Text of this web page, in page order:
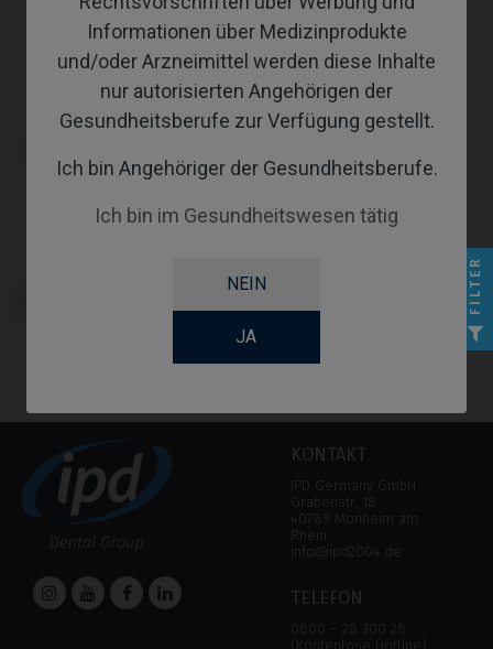
Informationen über Medizinprodukte
und/oder Arzneimittel werden diese Inhalte
nur autorisierten Angehörigen der
Gesundheitsberufe zur Verfügung gestellt.
Ich bin Angehöriger der Gesundheitsberufe.
Ich bin im Gesundheitswesen tätig
NEIN
JA
IPD Tools & Extras Tools
KONTAKT
IPD Germany GmbH
Grabenstr. 18
40789 Monheim am
Rhein
info@ipd2004.de
TELEFON
0800 – 28 300 28
(Kostenlose Hotline)
FILTER